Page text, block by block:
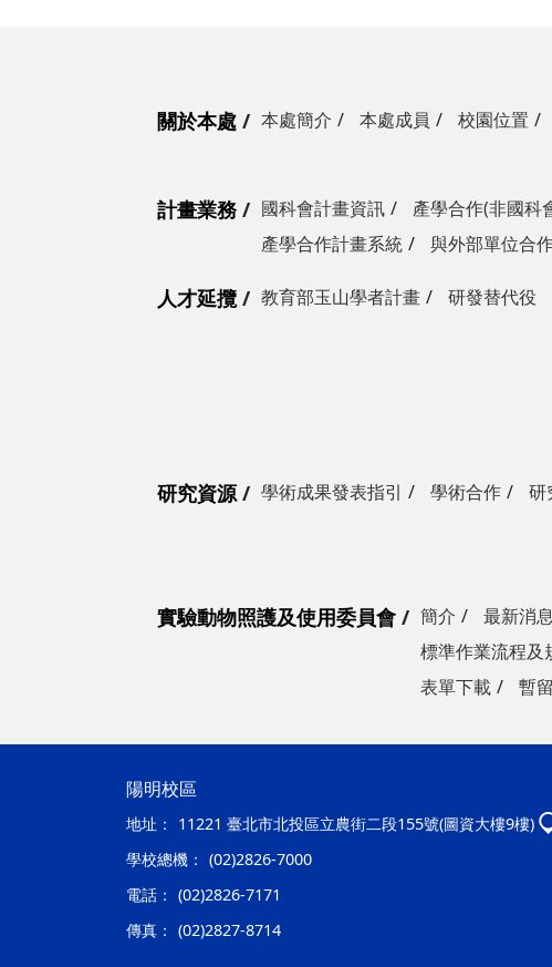
關於本處 本處簡介 本處成員 校園位置
計畫業務 國科會計畫資訊
產學合作(非國科
產學合作計畫系統
與外部單位合
人才延攬 教育部玉山學者計畫 研發替代役
研究資源 學術成果發表指引 學術合作 研
實驗動物照護及使用委員會 簡介
最新消
標準作業流程及
表單下載
暫
陽明校區
地址：
11221 臺北市北投區立農街二段155號(圖資大樓9樓)
學校總機： (02)2826-7000
電話： (02)2826-7171
傳真： (02)2827-8714